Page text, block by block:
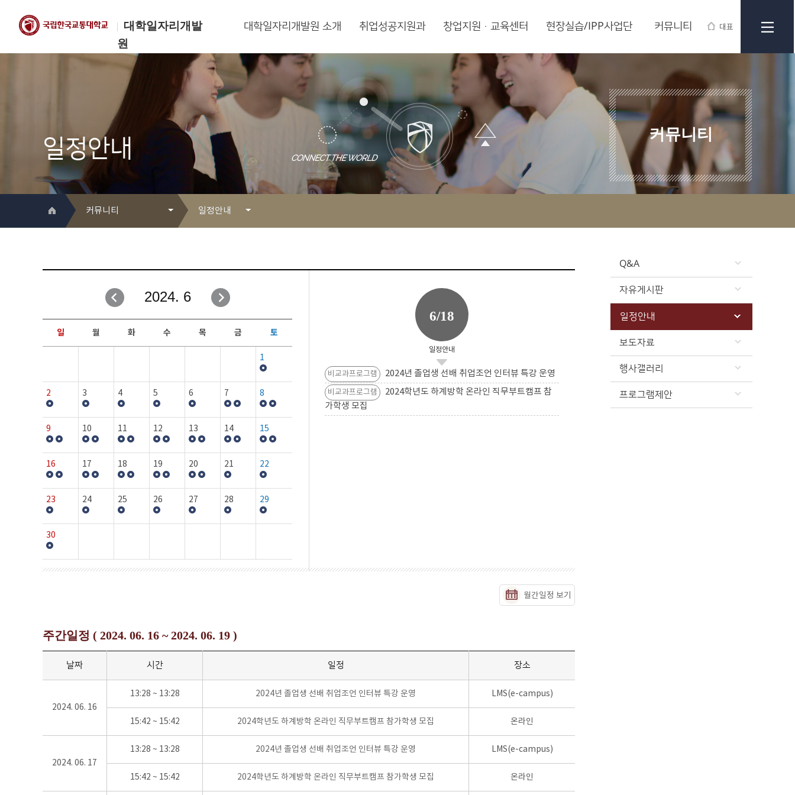
대학일자리개발
원
대표
한국교통대학교
대학일자리개발원
대학일자리개발원 소개 취업성공지원과 창업지원·교육센터 현장실습/IPP사업단 커뮤니티
일정안내
커뮤니티
커뮤니티
취업성공지원과
창업지원·교육센터
현장실습/IPP사업단
커뮤니티
일정안내
자유게시판
일정안내
보도자료
행사갤러리
Q&A
자유게시판
일정안내
보도자료
행사갤러리
프로그램제안
2024. 6
일 월 화 수 목 금 토
1
2 3 4 5 6 7 8
9 10 11 12 13 14 15
16 17 18 19 20 21 22
23 24 25 26 27 28 29
30
6/18
일정안내
비교과프로그램 2024년 졸업생 선배 취업조언 인터뷰 특강 운영
비교과프로그램
2024학년도 하계방학 온라인 직무부트캠프 참
가학생 모집
월간일정 보기
주간일정 ( 2024. 06. 16 ~ 2024. 06. 19 )
날짜 시간 일정 장소
2024. 06. 16
13:28 ~ 13:28 2024년 졸업생 선배 취업조언 인터뷰 특강 운영 LMS(e-campus)
15:42 ~ 15:42 2024학년도 하계방학 온라인 직무부트캠프 참가학생 모집 온라인
2024. 06. 17
13:28 ~ 13:28 2024년 졸업생 선배 취업조언 인터뷰 특강 운영 LMS(e-campus)
15:42 ~ 15:42 2024학년도 하계방학 온라인 직무부트캠프 참가학생 모집 온라인